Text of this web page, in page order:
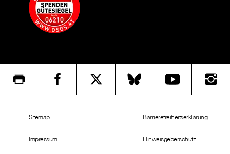
Sitemap
Impressum
Barrierefreiheitserklärung
Hinweisgeberschutz